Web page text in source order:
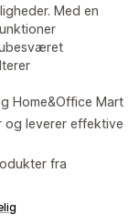
Med en
Home&Office Mart
leverer effektive
fra